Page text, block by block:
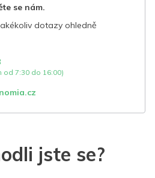
se nám.
dotazy ohledně
od 7:30 do 16:00)
jste se?